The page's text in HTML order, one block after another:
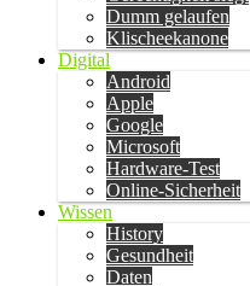
Dumm gelaufen
Klischeekanone
Digital
Android
Apple
Google
Microsoft
Hardware-Test
Online-Sicherheit
Wissen
History
Gesundheit
Daten